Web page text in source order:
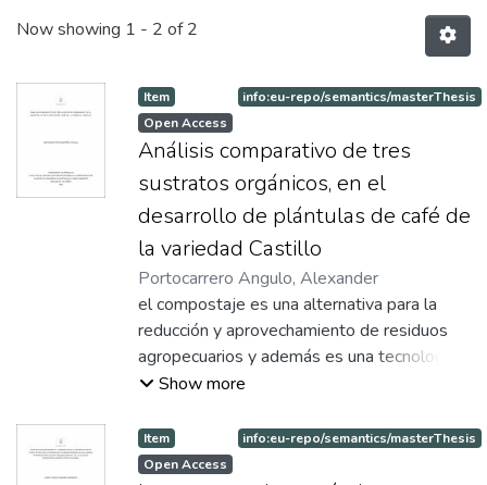
Now showing 1 - 2 of 2
Item
Open Access
info:eu-repo/semantics/masterThesis
Análisis comparativo de tres
sustratos orgánicos, en el
desarrollo de plántulas de café de
la variedad Castillo
Portocarrero Angulo, Alexander
el compostaje es una alternativa para la
reducción y aprovechamiento de residuos
agropecuarios y además es una tecnología
sencilla y económica para aprovechar toda
proporciona múltiples ventajas ecológicas
tales como, menor producción de aguas
Show more
Item
Open Access
info:eu-repo/semantics/masterThesis